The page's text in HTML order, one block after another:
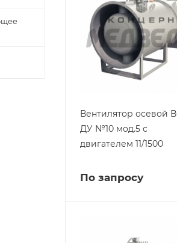
Вентилятор осевой
ДУ №10 мод.5 с
двигателем 11/1500
По запросу